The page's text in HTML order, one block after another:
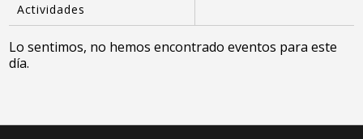
Lo sentimos, no hemos encontrado eventos para este
día.